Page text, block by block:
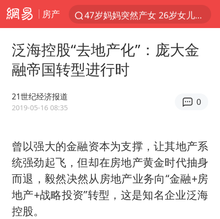
房产
OpenAI为免费用户升级GPT-5.6 Luna
我国编制完成新版全月地质图
巡查组提问 工作人员偷用手机查答案
代人信访被判寻衅滋事案被告人获国赔
现代版摸金校尉落网查获400多枚古币
消费新图景｜多举措提升消费体验 释放夏日经济活力
泛海控股“去地产化”：庞大金
融帝国转型进行时
21世纪经济报道
2019-05-16 08:35
0
曾以强大的金融资本为支撑，让其地产系
统强劲起飞，但却在房地产黄金时代抽身
而退，毅然决然从房地产业务向“金融+房
地产+战略投资”转型，这是知名企业泛海
控股。